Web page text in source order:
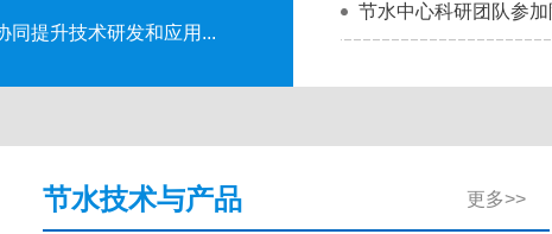
同提升技术研发和应用...
节水中心科研团队参
更多>>
节水技术与产品